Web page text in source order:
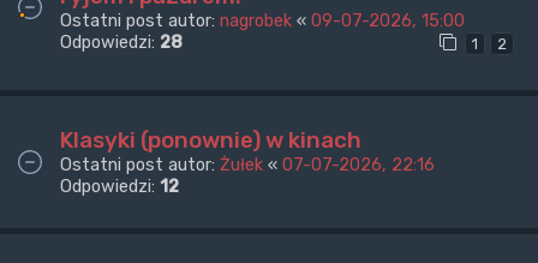
Ostatni post autor: nagrobek « 09-07-2026, 15:00
Odpowiedzi: 28 1 2
Klasyki (ponownie) w kinach
Ostatni post autor: Żułek « 07-07-2026, 22:16
Odpowiedzi: 12